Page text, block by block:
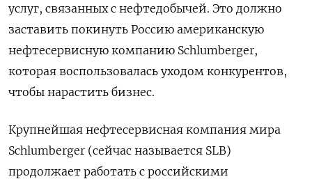
услуг, связанных с нефтедобычей. Это должно
заставить покинуть Россию американскую
нефтесервисную компанию Schlumberger,
которая воспользовалась уходом конкурентов,
чтобы нарастить бизнес.
Крупнейшая нефтесервисная компания мира
Schlumberger (сейчас называется SLB)
продолжает работать с российскими